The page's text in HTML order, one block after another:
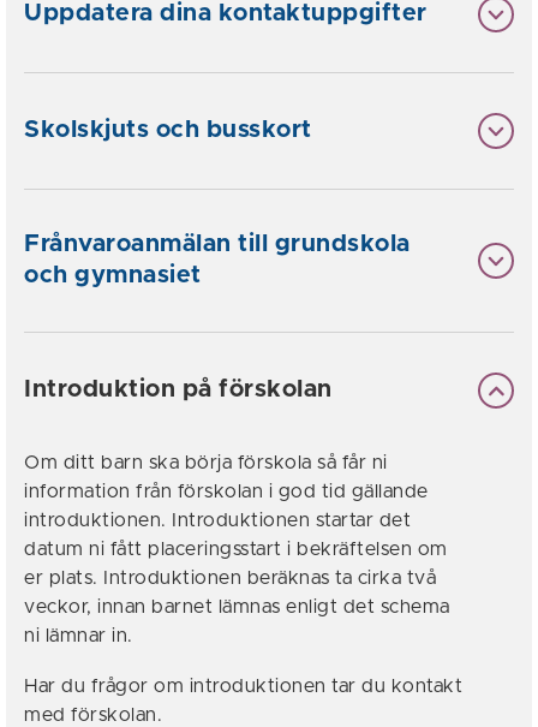
Uppdatera dina kontaktuppgifter
Skolskjuts och busskort
Frånvaroanmälan till grundskola
och gymnasiet
Introduktion på förskolan
Om ditt barn ska börja förskola så får ni
information från förskolan i god tid gällande
introduktionen. Introduktionen startar det
datum ni fått placeringsstart i bekräftelsen om
er plats. Introduktionen beräknas ta cirka två
veckor, innan barnet lämnas enligt det schema
ni lämnar in.
Har du frågor om introduktionen tar du kontakt
med förskolan.